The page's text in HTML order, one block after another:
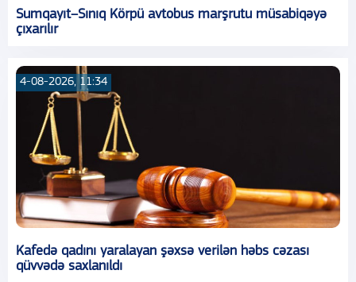
Sumqayıt–Sınıq Körpü avtobus marşrutu müsabiqəyə
çıxarılır
4-08-2026, 11:34
Kafedə qadını yaralayan şəxsə verilən həbs cəzası
qüvvədə saxlanıldı